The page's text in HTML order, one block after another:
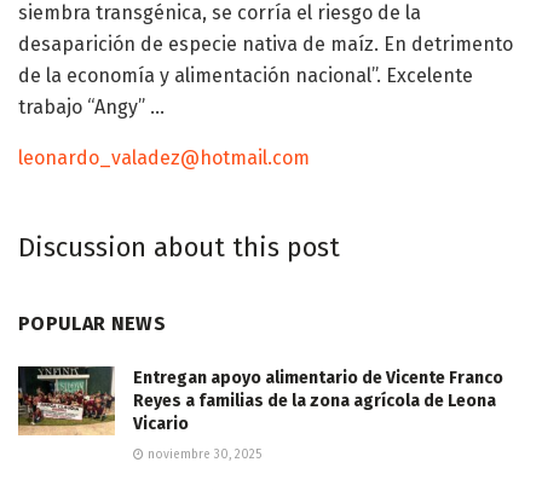
siembra transgénica, se corría el riesgo de la
desaparición de especie nativa de maíz. En detrimento
de la economía y alimentación nacional”. Excelente
trabajo “Angy” …
leonardo_valadez@hotmail.com
Discussion about this post
POPULAR NEWS
Entregan apoyo alimentario de Vicente Franco
Reyes a familias de la zona agrícola de Leona
Vicario
noviembre 30, 2025